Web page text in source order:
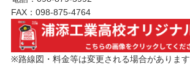
FAX：098-875-4764
※路線図・料金等は変更される場合があります